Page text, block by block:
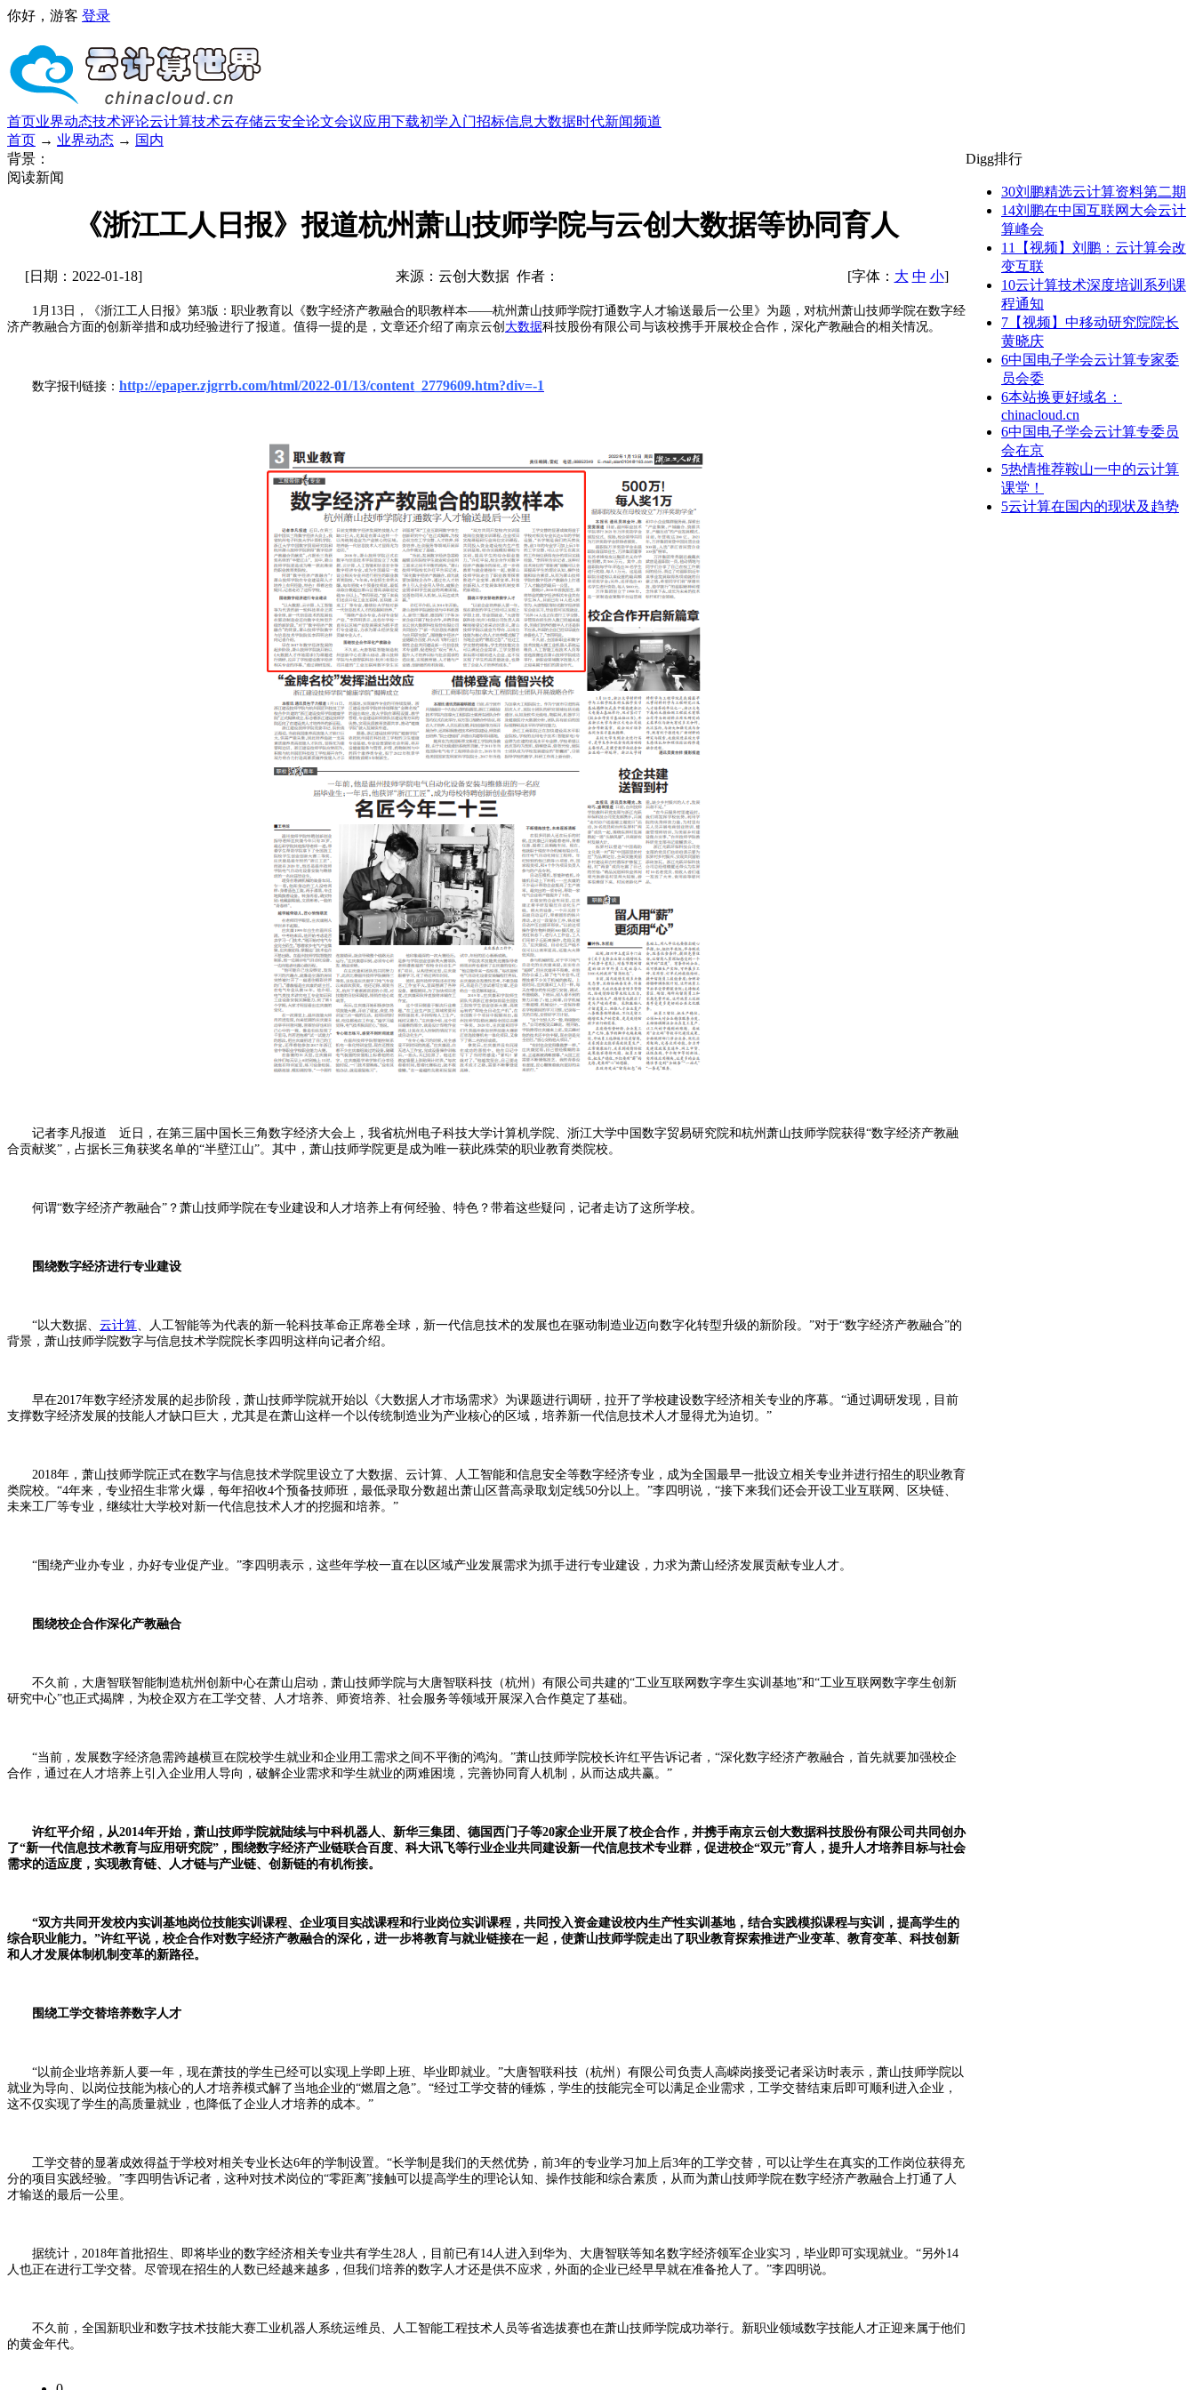
你好，游客 登录
首页业界动态技术评论云计算技术云存储云安全论文会议应用下载初学入门招标信息大数据时代新闻频道
首页 → 业界动态 → 国内
背景：
阅读新闻
《浙江工人日报》报道杭州萧山技师学院与云创大数据等协同育人
[日期：2022-01-18] 来源：云创大数据 作者： [字体： 大 中 小]
1月13日，《浙江工人日报》第3版：职业教育以《数字经济产教融合的职教样本——杭州萧山技师学院打通数字人才输送最后一公里》为题，对杭州萧山技师学院在数字经
济产教融合方面的创新举措和成功经验进行了报道。值得一提的是，文章还介绍了南京云创 大数据科技股份有限公司与该校携手开展校企合作，深化产教融合的相关情况。
数字报刊链接： http://epaper.zjgrrb.com/html/2022-01/13/content_2779609.htm?div=-1
记者李凡报道 近日，在第三届中国长三角数字经济大会上，我省杭州电子科技大学计算机学院、浙江大学中国数字贸易研究院和杭州萧山技师学院获得“数字经济产教融
合贡献奖”，占据长三角获奖名单的“半壁江山”。其中，萧山技师学院更是成为唯一获此殊荣的职业教育类院校。
何谓“数字经济产教融合”？萧山技师学院在专业建设和人才培养上有何经验、特色？带着这些疑问，记者走访了这所学校。
围绕数字经济进行专业建设
“以大数据、 云计算 、人工智能等为代表的新一轮科技革命正席卷全球，新一代信息技术的发展也在驱动制造业迈向数字化转型升级的新阶段。”对于“数字经济产教融合”的
背景，萧山技师学院数字与信息技术学院院长李四明这样向记者介绍。
早在2017年数字经济发展的起步阶段，萧山技师学院就开始以《大数据人才市场需求》为课题进行调研，拉开了学校建设数字经济相关专业的序幕。“通过调研发现，目前
支撑数字经济发展的技能人才缺口巨大，尤其是在萧山这样一个以传统制造业为产业核心的区域，培养新一代信息技术人才显得尤为迫切。”
2018年，萧山技师学院正式在数字与信息技术学院里设立了大数据、云计算、人工智能和信息安全等数字经济专业，成为全国最早一批设立相关专业并进行招生的职业教育
类院校。“4年来，专业招生非常火爆，每年招收4个预备技师班，最低录取分数超出萧山区普高录取划定线50分以上。”李四明说，“接下来我们还会开设工业互联网、区块链、
未来工厂等专业，继续壮大学校对新一代信息技术人才的挖掘和培养。”
“围绕产业办专业，办好专业促产业。”李四明表示，这些年学校一直在以区域产业发展需求为抓手进行专业建设，力求为萧山经济发展贡献专业人才。
围绕校企合作深化产教融合
不久前，大唐智联智能制造杭州创新中心在萧山启动，萧山技师学院与大唐智联科技（杭州）有限公司共建的“工业互联网数字孪生实训基地”和“工业互联网数字孪生创新
研究中心”也正式揭牌，为校企双方在工学交替、人才培养、师资培养、社会服务等领域开展深入合作奠定了基础。
“当前，发展数字经济急需跨越横亘在院校学生就业和企业用工需求之间不平衡的鸿沟。”萧山技师学院校长许红平告诉记者，“深化数字经济产教融合，首先就要加强校企
合作，通过在人才培养上引入企业用人导向，破解企业需求和学生就业的两难困境，完善协同育人机制，从而达成共赢。”
许红平介绍，从2014年开始，萧山技师学院就陆续与中科机器人、新华三集团、德国西门子等20家企业开展了校企合作，并携手南京云创大数据科技股份有限公司共同创办
了“新一代信息技术教育与应用研究院”，围绕数字经济产业链联合百度、科大讯飞等行业企业共同建设新一代信息技术专业群，促进校企“双元”育人，提升人才培养目标与社会
需求的适应度，实现教育链、人才链与产业链、创新链的有机衔接。
“双方共同开发校内实训基地岗位技能实训课程、企业项目实战课程和行业岗位实训课程，共同投入资金建设校内生产性实训基地，结合实践模拟课程与实训，提高学生的
综合职业能力。”许红平说，校企合作对数字经济产教融合的深化，进一步将教育与就业链接在一起，使萧山技师学院走出了职业教育探索推进产业变革、教育变革、科技创新
和人才发展体制机制变革的新路径。
围绕工学交替培养数字人才
“以前企业培养新人要一年，现在萧技的学生已经可以实现上学即上班、毕业即就业。”大唐智联科技（杭州）有限公司负责人高嵘岗接受记者采访时表示，萧山技师学院以
就业为导向、以岗位技能为核心的人才培养模式解了当地企业的“燃眉之急”。“经过工学交替的锤炼，学生的技能完全可以满足企业需求，工学交替结束后即可顺利进入企业，
这不仅实现了学生的高质量就业，也降低了企业人才培养的成本。”
工学交替的显著成效得益于学校对相关专业长达6年的学制设置。“长学制是我们的天然优势，前3年的专业学习加上后3年的工学交替，可以让学生在真实的工作岗位获得充
分的项目实践经验。”李四明告诉记者，这种对技术岗位的“零距离”接触可以提高学生的理论认知、操作技能和综合素质，从而为萧山技师学院在数字经济产教融合上打通了人
才输送的最后一公里。
据统计，2018年首批招生、即将毕业的数字经济相关专业共有学生28人，目前已有14人进入到华为、大唐智联等知名数字经济领军企业实习，毕业即可实现就业。“另外14
人也正在进行工学交替。尽管现在招生的人数已经越来越多，但我们培养的数字人才还是供不应求，外面的企业已经早早就在准备抢人了。”李四明说。
不久前，全国新职业和数字技术技能大赛工业机器人系统运维员、人工智能工程技术人员等省选拔赛也在萧山技师学院成功举行。新职业领域数字技能人才正迎来属于他们
的黄金年代。
Digg排行
30刘鹏精选云计算资料第二期
14刘鹏在中国互联网大会云计
算峰会
11
【视频】刘鹏：云计算会改
变互联
10云计算技术深度培训系列课
程通知
7 【视频】中移动研究院院长
黄晓庆
6中国电子学会云计算专家委
员会委
6本站换更好域名：
chinacloud.cn
6中国电子学会云计算专委员
会在京
5热情推荐鞍山一中的云计算
课堂！
5云计算在国内的现状及趋势